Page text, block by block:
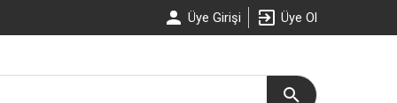
Üye Girişi Üye Ol